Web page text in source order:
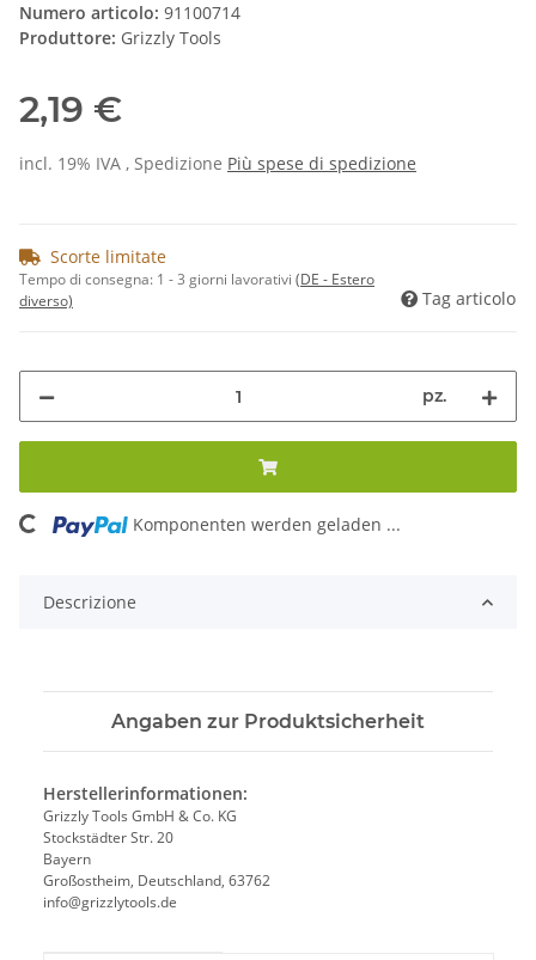
Numero articolo: 91100714
Produttore: Grizzly Tools
2,19 €
incl. 19% IVA , Spedizione Più spese di spedizione
Scorte limitate
Tempo di consegna: 1 - 3 giorni lavorativi (DE - Estero
diverso)
Tag articolo
pz.
Loading... Komponenten werden geladen ...
Descrizione
Angaben zur Produktsicherheit
Herstellerinformationen:
Grizzly Tools GmbH & Co. KG
Stockstädter Str. 20
Bayern
Großostheim, Deutschland, 63762
info@grizzlytools.de